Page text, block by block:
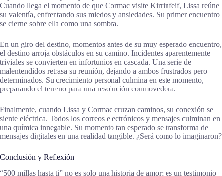
Cuando llega el momento de que Cormac visite Kirrinfeif, Lissa reúne
su valentía, enfrentando sus miedos y ansiedades. Su primer encuentro
se cierne sobre ella como una sombra.
En un giro del destino, momentos antes de su muy esperado encuentro,
el destino arroja obstáculos en su camino. Incidentes aparentemente
triviales se convierten en infortunios en cascada. Una serie de
malentendidos retrasa su reunión, dejando a ambos frustrados pero
determinados. Su crecimiento personal culmina en este momento,
preparando el terreno para una resolución conmovedora.
Finalmente, cuando Lissa y Cormac cruzan caminos, su conexión se
siente eléctrica. Todos los correos electrónicos y mensajes culminan en
una química innegable. Su momento tan esperado se transforma de
mensajes digitales en una realidad tangible. ¿Será como lo imaginaron?
Conclusión y Reflexión
“500 millas hasta ti” no es solo una historia de amor; es un testimonio